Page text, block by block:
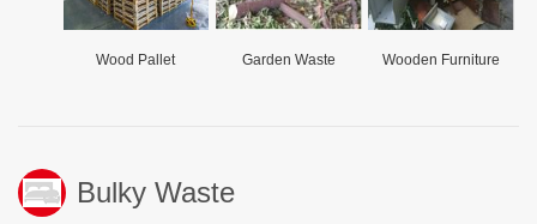
Wood Pallet Garden Waste Wooden Furniture
Bulky Waste